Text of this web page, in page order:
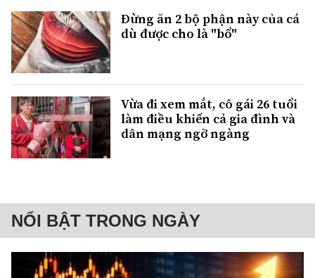
Đừng ăn 2 bộ phận này của cá
dù được cho là "bổ"
Vừa đi xem mắt, cô gái 26 tuổi
làm điều khiến cả gia đình và
dân mạng ngỡ ngàng
NỔI BẬT TRONG NGÀY